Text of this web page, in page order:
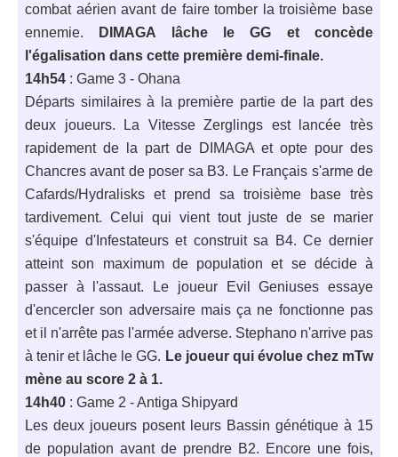
combat aérien avant de faire tomber la troisième base
ennemie.
DIMAGA lâche le GG et concède
l'égalisation dans cette première demi-finale.
14h54 : Game 3 - Ohana
Départs similaires à la première partie de la part des
deux joueurs. La Vitesse Zerglings est lancée très
rapidement de la part de DIMAGA et opte pour des
Chancres avant de poser sa B3. Le Français s'arme de
Cafards/Hydralisks et prend sa troisième base très
tardivement. Celui qui vient tout juste de se marier
s'équipe d'Infestateurs et construit sa B4. Ce dernier
atteint son maximum de population et se décide à
passer à l'assaut. Le joueur Evil Geniuses essaye
d'encercler son adversaire mais ça ne fonctionne pas
et il n'arrête pas l'armée adverse. Stephano n'arrive pas
à tenir et lâche le GG. Le joueur qui évolue chez mTw
mène au score 2 à 1.
14h40 : Game 2 - Antiga Shipyard
Les deux joueurs posent leurs Bassin génétique à 15
de population avant de prendre B2. Encore une fois,